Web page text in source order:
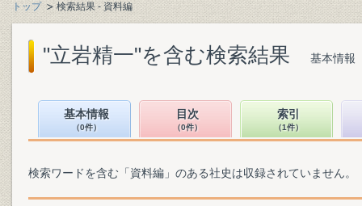
トップ 検索結果 - 資料編
"立岩精一"を含む検索結果 基本情報
基本情報
（0件）
目次
（0件）
索引
（1件）
検索ワードを含む「資料編」のある社史は収録されていません。